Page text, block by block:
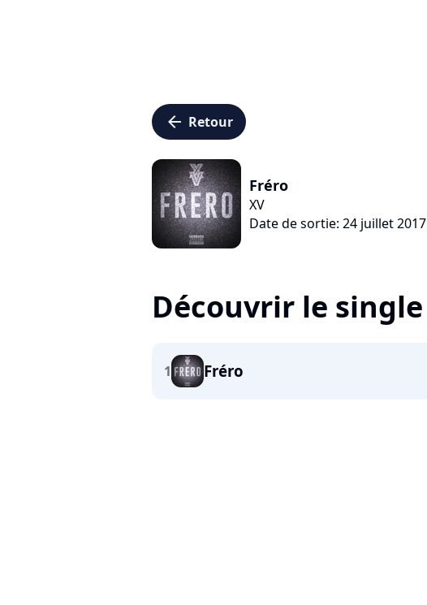
arrow_left Retour
Fréro
XV
Date de sortie: 24 juillet 2017
Découvrir le single
1 Fréro